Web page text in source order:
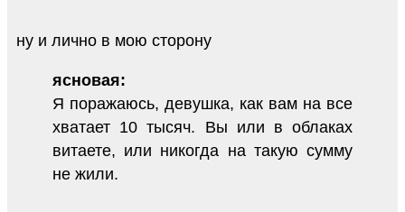
ну и лично в мою сторону
ясновая:
Я поражаюсь, девушка, как вам на все
хватает 10 тысяч. Вы или в облаках
витаете, или никогда на такую сумму
не жили.